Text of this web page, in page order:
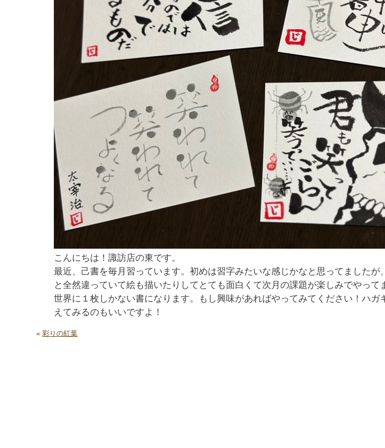
こんにちは！諏訪店の東です。
最近、己書を毎月習っています。初めは習字みたいな感じかなと思ってましたが、
と全然違っていて絵も描いたりしてとても面白くて次月の課題が楽しみでやって
世界に１枚しかない書になります。
もし興味があればやってみてください！ハ
えてみるのも いいですよ！
« 彩りの紅葉